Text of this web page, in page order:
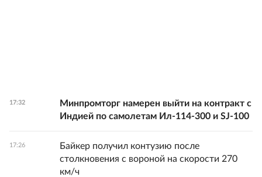
17:32
Минпромторг намерен выйти на контракт с
Индией по самолетам Ил-114-300 и SJ-100
17:26
Байкер получил контузию после
столкновения с вороной на скорости 270
км/ч